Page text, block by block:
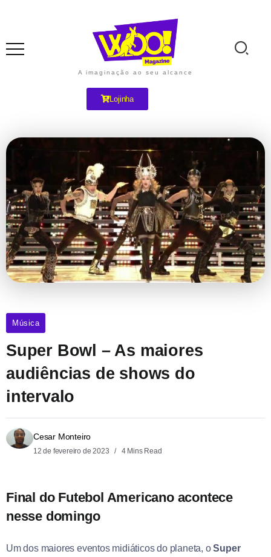
A imaginação ao seu alcance
Lojinha
Música
Super Bowl – As maiores
audiências de shows do
intervalo
Cesar Monteiro
12 de fevereiro de 2023 4 Mins Read
Final do Futebol Americano acontece
nesse domingo
Um dos maiores eventos midiáticos do planeta, oSuper